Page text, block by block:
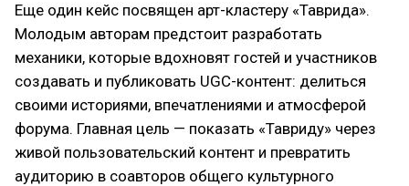
Еще один кейс посвящен арт-кластеру «Таврида».
Молодым авторам предстоит разработать
механики, которые вдохновят гостей и участников
создавать и публиковать UGC-контент: делиться
своими историями, впечатлениями и атмосферой
форума. Главная цель — показать «Тавриду» через
живой пользовательский контент и превратить
аудиторию в соавторов общего культурного